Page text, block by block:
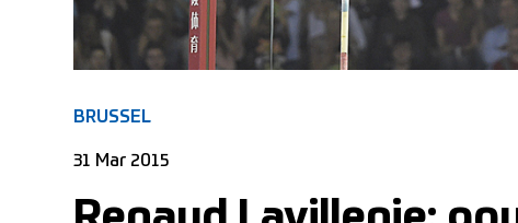
BRUSSEL
31 Mar 2015